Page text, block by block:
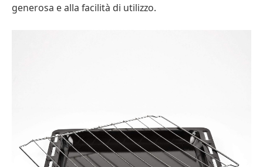
generosa e alla facilità di utilizzo.